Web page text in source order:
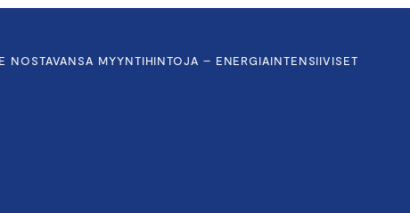
NOSTAVANSA MYYNTIHINTOJA – ENERGIAINTENSIIVISET